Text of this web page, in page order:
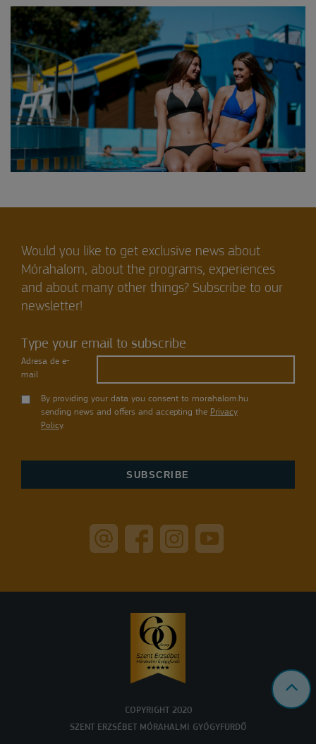
Would you like to get exclusive news about
Mórahalom, about the programs, experiences
and about many other things? Subscribe to our
newsletter!
Type your email to subscribe
Adresa de e-
mail
By providing your data you consent to morahalom.hu
sending news and offers and accepting the Privacy
Policy.
COPYRIGHT 2020
SZENT ERZSÉBET MÓRAHALMI GYÓGYFÜRDŐ